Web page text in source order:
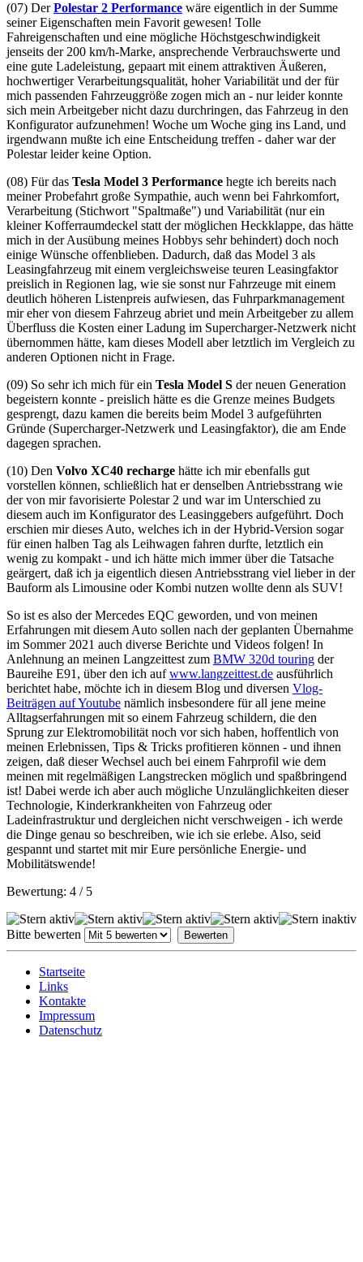
(07) DerPolestar 2 Performance wäre eigentlich in der Summe
seiner Eigenschaften mein Favorit gewesen! Tolle
Fahreigenschaften und eine mögliche Höchstgeschwindigkeit
jenseits der 200 km/h-Marke, ansprechende Verbrauchswerte und
eine gute Ladeleistung, gepaart mit einem attraktiven Äußeren,
hochwertiger Verarbeitungsqualität, hoher Variabilität und der für
mich passenden Fahrzeuggröße zogen mich an - nur leider konnte
sich mein Arbeitgeber nicht dazu durchringen, das Fahrzeug in den
Konfigurator aufzunehmen! Woche um Woche ging ins Land, und
irgendwann mußte ich eine Entscheidung treffen - daher war der
Polestar leider keine Option.
(08) Für das Tesla Model 3 Performance hegte ich bereits nach
meiner Probefahrt große Sympathie, auch wenn bei Fahrkomfort,
Verarbeitung (Stichwort "Spaltmaße") und Variabilität (nur ein
kleiner Kofferraumdeckel statt der möglichen Heckklappe, das hätte
mich in der Ausübung meines Hobbys sehr behindert) doch noch
einige Wünsche offenblieben. Dadurch, daß das Model 3 als
Leasingfahrzeug mit einem vergleichsweise teuren Leasingfaktor
preislich in Regionen lag, wie sie sonst nur Fahrzeuge mit einem
deutlich höheren Listenpreis aufwiesen, das Fuhrparkmanagement
mir eher von diesem Fahrzeug abriet und mein Arbeitgeber zu allem
Überfluss die Kosten einer Ladung im Supercharger-Netzwerk nicht
übernommen hätte, kam dieses Modell aber letztlich im Vergleich zu
anderen Optionen nicht in Frage.
(09) So sehr ich mich für ein Tesla Model S der neuen Generation
begeistern konnte - preislich hätte es die Grenze meines Budgets
gesprengt, dazu kamen die bereits beim Model 3 aufgeführten
Gründe (Supercharger-Netzwerk und Leasingfaktor), die am Ende
dagegen sprachen.
(10) Den Volvo XC40 recharge hätte ich mir ebenfalls gut
vorstellen können, schließlich hat er denselben Antriebsstrang wie
der von mir favorisierte Polestar 2 und war im Unterschied zu
diesem auch im Konfigurator des Leasinggebers aufgeführt. Doch
erschien mir dieses Auto, welches ich in der Hybrid-Version sogar
für einen halben Tag als Leihwagen fahren durfte, letztlich ein
wenig zu kompakt - und ich hätte mich immer über die Tatsache
geärgert, daß ich ja eigentlich diesen Antriebsstrang viel lieber in der
Bauform als Limousine oder Kombi nutzen wollte denn als SUV!
So ist es also der Mercedes EQC geworden, und von meinen
Erfahrungen mit diesem Auto sollen nach der geplanten Übernahme
im Sommer 2021 auch diverse Berichte und Videos folgen! In
Anlehnung an meinen Langzeittest zum BMW 320d touring der
Baureihe E91, über den ich aufwww.langzeittest.de ausführlich
berichtet habe, möchte ich in diesem Blog und diversen Vlog-
Beiträgen auf Youtube nämlich insbesondere für all jene meine
Alltagserfahrungen mit so einem Fahrzeug schildern, die den
Sprung zur Elektromobilität noch vor sich haben, hoffentlich von
meinen Erlebnissen, Tips & Tricks profitieren können - und ihnen
zeigen, daß dieser Wechsel auch bei einem Fahrprofil wie dem
meinen mit regelmäßigen Langstrecken möglich und spaßbringend
ist! Dabei werde ich aber auch mögliche Unzulänglichkeiten dieser
Technologie, Kinderkrankheiten von Fahrzeug oder
Ladeinfrastruktur und dergleichen nicht verschweigen - ich werde
die Dinge genau so beschreiben, wie ich sie erlebe. Also, seid
gespannt und startet mit mir Eure persönliche Energie- und
Mobilitätswende!
Bewertung: 4 / 5
Bitte bewerten
Startseite
Links
Kontakte
Impressum
Datenschutz